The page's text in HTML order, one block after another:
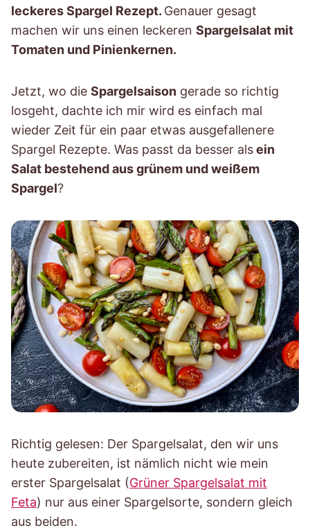
leckeres Spargel Rezept. Genauer gesagt
machen wir uns einen leckeren Spargelsalat mit
Tomaten und Pinienkernen.
Jetzt, wo die Spargelsaison gerade so richtig
losgeht, dachte ich mir wird es einfach mal
wieder Zeit für ein paar etwas ausgefallenere
Spargel Rezepte. Was passt da besser alsein
Salat bestehend aus grünem und weißem
Spargel?
Richtig gelesen: Der Spargelsalat, den wir uns
heute zubereiten, ist nämlich nicht wie mein
erster Spargelsalat (Grüner Spargelsalat mit
Feta) nur aus einer Spargelsorte, sondern gleich
aus beiden.